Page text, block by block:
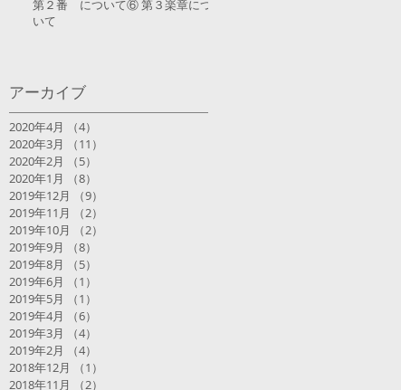
第２番 について⑥ 第３楽章につ
いて
アーカイブ
2020年4月 （4）
2020年3月
（11）
2020年2月
（5）
2020年1月
（8）
2019年12月
（9）
2019年11月
（2）
2019年10月
（2）
2019年9月
（8）
2019年8月
（5）
2019年6月
（1）
2019年5月
（1）
2019年4月
（6）
2019年3月
（4）
2019年2月
（4）
2018年12月
（1）
2018年11月
（2）